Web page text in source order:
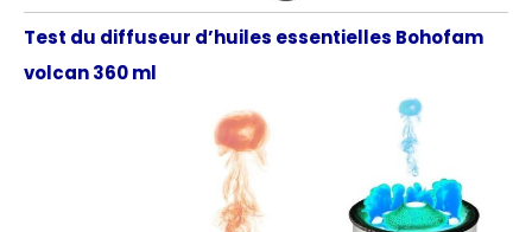
Test du diffuseur d’huiles essentielles Bohofam
volcan 360 ml